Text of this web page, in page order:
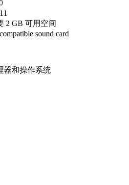
2 GB 可用空间
sound card
器和操作系统